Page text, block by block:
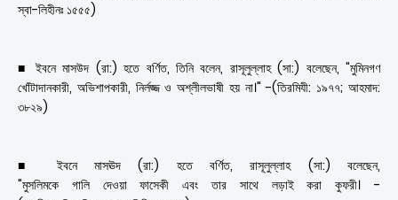
স্বা-লিহীনঃ ১৫৫৫)
■ ইবনে মাসউদ (রা:) হতে বর্ণিত, তিনি বলেন, রাসূলুল্লাহ (সা:) বলেছেন, "মুমিনগণ
খোঁটাদানকারী, অভিশাপকারী, নির্লজ্জ ও অশ্লীলভাষী হয় না।" -(তিরমিযী: ১৯৭৭; আহমাদ:
৩৮২৯)
■ ইবনে মাসঊদ (রা:) হতে বর্ণিত, রাসূলুল্লাহ (সা:) বলেছেন,
"মুসলিমকে গালি দেওয়া ফাসেকী এবং তার সাথে লড়াই করা কুফরী। -